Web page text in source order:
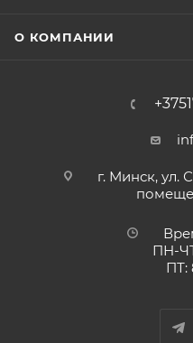
О КОМПАНИИ
г. Минск, ул.
ПН-
ПТ: